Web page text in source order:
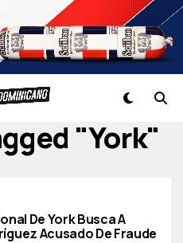
"york"
De York Busca A
Acusado De Fraude